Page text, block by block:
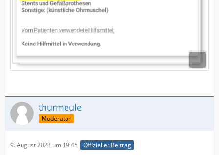
thurmeule
Moderator
9. August 2023 um 19:45 Offizieller Beitrag